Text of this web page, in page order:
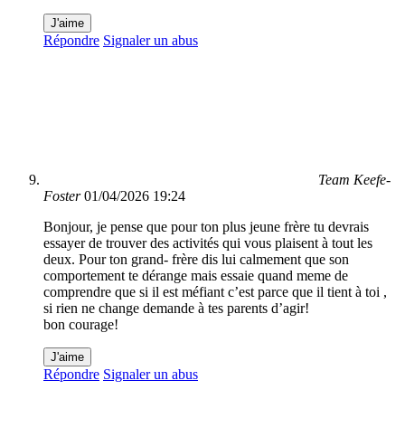
J'aime
Répondre Signaler un abus
Team Keefe-
Foster 01/04/2026 19:24
Bonjour, je pense que pour ton plus jeune frère tu devrais
essayer de trouver des activités qui vous plaisent à tout les
deux. Pour ton grand- frère dis lui calmement que son
comportement te dérange mais essaie quand meme de
comprendre que si il est méfiant c’est parce que il tient à toi ,
si rien ne change demande à tes parents d’agir!
bon courage!
J'aime
Répondre Signaler un abus